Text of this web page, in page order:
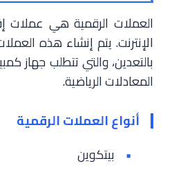
العملات الرقمية هي عملات
الإنترنت. يتم إنشاء هذه
بالتعدين، والتي تتطلب جهاز
المعادلات الرياضية.
أنواع العملات الرقمية
بيتكوين